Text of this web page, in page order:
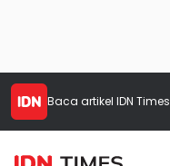
Baca artikel IDN Times